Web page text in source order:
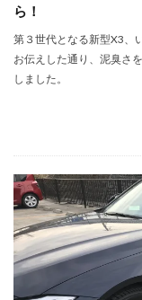
ら！
第３世代となる新型X3、
お伝えした通り、泥臭さ
しました。